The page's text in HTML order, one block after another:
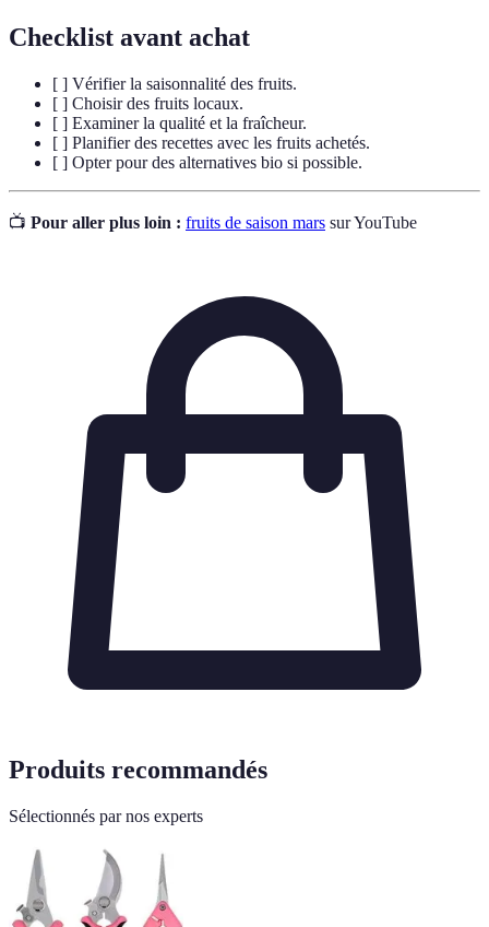
Checklist avant achat
[ ] Vérifier la saisonnalité des fruits.
[ ] Choisir des fruits locaux.
[ ] Examiner la qualité et la fraîcheur.
[ ] Planifier des recettes avec les fruits achetés.
[ ] Opter pour des alternatives bio si possible.
📺 Pour aller plus loin : fruits de saison mars sur YouTube
Produits recommandés
Sélectionnés par nos experts